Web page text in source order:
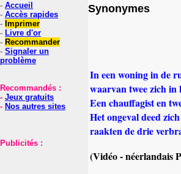
- Accueil
- Accès rapides
- Imprimer
- Livre d'or
- Recommander
- Signaler un
problème
Recommandés :
- Jeux gratuits
- Nos autres sites
Publicités :
Synonymes
In een woning in de
waarvan twee zich
Een chauffagist en
Het ongeval deed
raakten de drie
(Vidéo - néerlandais